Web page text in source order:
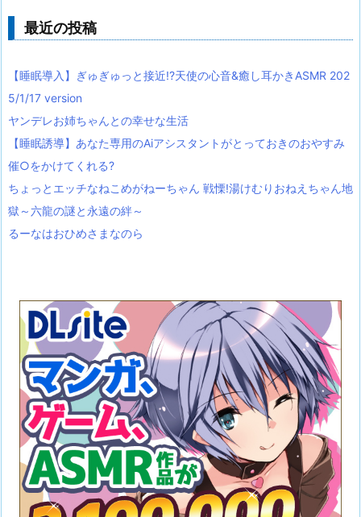
最近の投稿
【睡眠導入】ぎゅぎゅっと接近!?天使の心音&癒し耳かきASMR 202
5/1/17 version
ヤンデレお姉ちゃんとの幸せな生活
【睡眠誘導】あなた専用のAiアシスタントがとっておきのおやすみ
催○をかけてくれる?
ちょっとエッチなねこめがねーちゃん 戦慄!湯けむりおねえちゃん地
獄～六龍の謎と永遠の絆～
るーなはおひめさまなのら